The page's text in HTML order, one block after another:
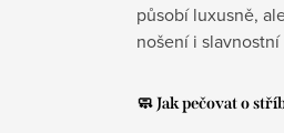
působí luxusně,
nošení i
🧼 Jak pečovat o